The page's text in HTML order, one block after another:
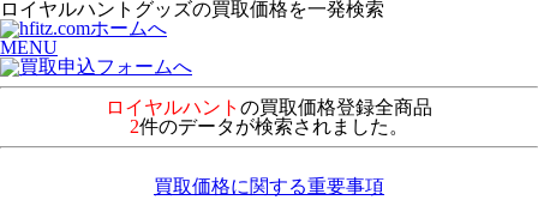
ロイヤルハントグッズの買取価格を一発検索
MENU
ロイヤルハント の買取価格登録全商品
2件のデータが検索されました。
買取価格に関する重要事項